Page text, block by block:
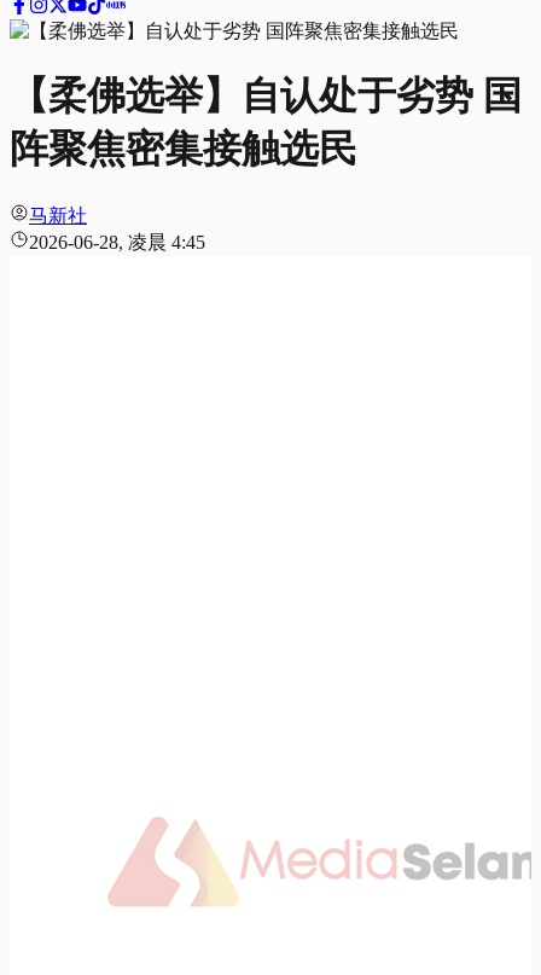
【柔佛选举】自认处于劣势 国
阵聚焦密集接触选民
马新社
2026-06-28, 凌晨 4:45